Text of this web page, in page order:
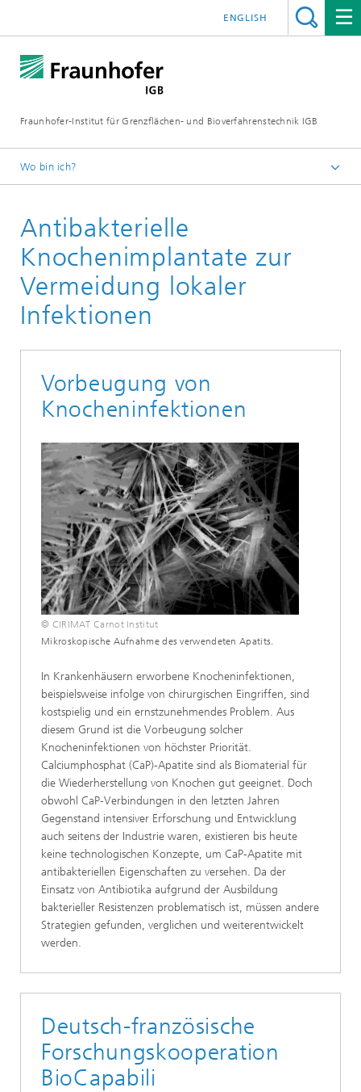
Fraunhofer-Institut für Grenzflächen- und Bioverfahrenstechnik IGB
ENGLISH
Wo bin ich?
Forschung
Biofabrikation, zellbasierte In-vitro-Testsysteme und
Materialentwicklung
Beschichtungen und Beschichtungstechnologien
Antibakterielle
Knochenimplantate zur
Vermeidung lokaler
Infektionen
Vorbeugung von
Knocheninfektionen
© CIRIMAT Carnot Institut
Mikroskopische Aufnahme des verwendeten Apatits.
In Krankenhäusern erworbene Knocheninfektionen,
beispielsweise infolge von chirurgischen Eingriffen, sind
kostspielig und ein ernstzunehmendes Problem. Aus
diesem Grund ist die Vorbeugung solcher
Knocheninfektionen von höchster Priorität.
Calciumphosphat (CaP)-Apatite sind als Biomaterial für
die Wiederherstellung von Knochen gut geeignet. Doch
obwohl CaP-Verbindungen in den letzten Jahren
Gegenstand intensiver Erforschung und Entwicklung
auch seitens der Industrie waren, existieren bis heute
keine technologischen Konzepte, um CaP-Apatite mit
antibakteriellen Eigenschaften zu versehen. Da der
Einsatz von Antibiotika aufgrund der Ausbildung
bakterieller Resistenzen problematisch ist, müssen andere
Strategien gefunden, verglichen und weiterentwickelt
werden.
Deutsch-französische
Forschungskooperation
BioCapabili